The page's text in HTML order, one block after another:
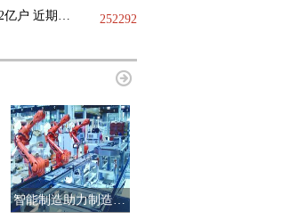
我国5G用户规模超12亿户 近期已启动第二阶段6G技术试验 252292
智能制造助力制造业升级